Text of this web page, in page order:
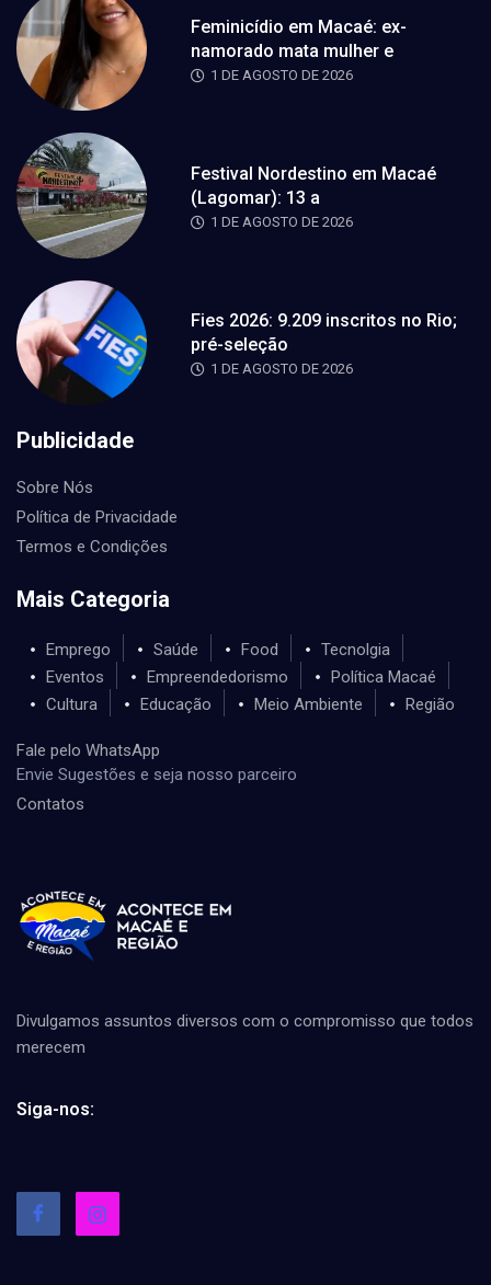
Feminicídio em Macaé: ex-
namorado mata mulher e
1 DE AGOSTO DE 2026
Festival Nordestino em Macaé
(Lagomar): 13 a
1 DE AGOSTO DE 2026
Fies 2026: 9.209 inscritos no Rio;
pré-seleção
1 DE AGOSTO DE 2026
Publicidade
Sobre Nós
Política de Privacidade
Termos e Condições
Mais Categoria
Emprego Saúde Food
Tecnolgia
Eventos
Empreendedorismo
Política Macaé
Cultura
Educação Meio Ambiente Região
Fale pelo WhatsApp
Envie Sugestões e seja nosso parceiro
Contatos
Divulgamos assuntos diversos com o compromisso que todos
merecem
Siga-nos: